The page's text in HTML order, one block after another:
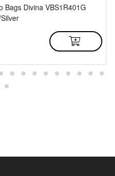
Bags Divina VBS1R401G